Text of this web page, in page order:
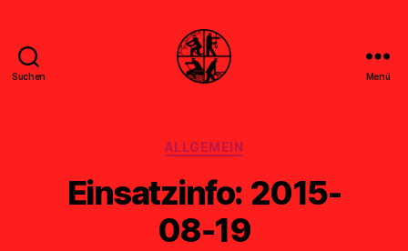
Suchen Menü
Kategorien
ALLGEMEIN
Einsatzinfo: 2015-
08-19